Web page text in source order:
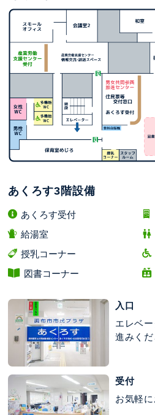
あくろす3階設備
あくろす受付
給湯室
授乳コーナー
図書コーナー
入口
エレベ
進みくだ
受付
お気軽